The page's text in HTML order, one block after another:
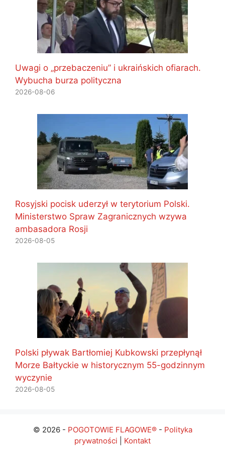
Uwagi o „przebaczeniu” i ukraińskich ofiarach.
Wybucha burza polityczna
2026-08-06
Rosyjski pocisk uderzył w terytorium Polski.
Ministerstwo Spraw Zagranicznych wzywa
ambasadora Rosji
2026-08-05
Polski pływak Bartłomiej Kubkowski przepłynął
Morze Bałtyckie w historycznym 55-godzinnym
wyczynie
2026-08-05
© 2026 - POGOTOWIE FLAGOWE®- Polityka
prywatności
Kontakt